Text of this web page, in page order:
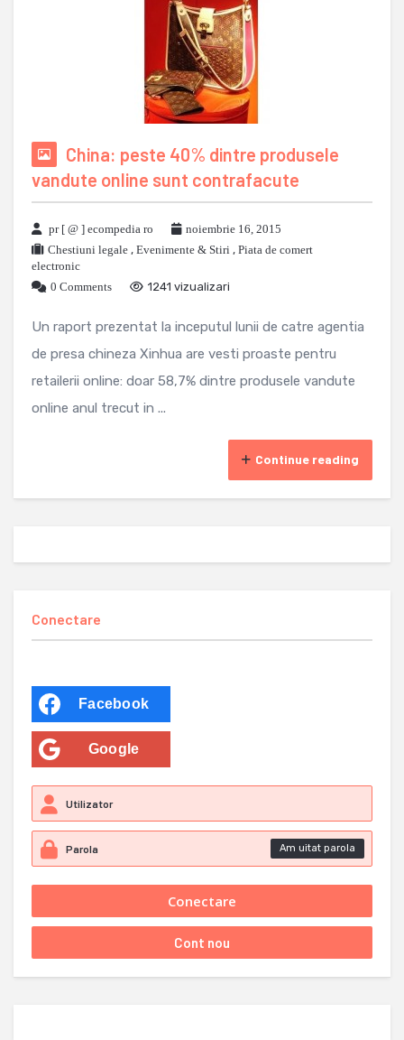
China: peste 40% dintre produsele
vandute online sunt contrafacute
pr [ @ ] ecompedia ro
noiembrie 16, 2015
Chestiuni legale , Evenimente & Stiri , Piata de comert
electronic
0 Comments
1241 vizualizari
Un raport prezentat la inceputul lunii de catre agentia
de presa chineza Xinhua are vesti proaste pentru
retailerii online: doar 58,7% dintre produsele vandute
online anul trecut in ...
Continue reading
Conectare
Facebook
Google
Am uitat parola